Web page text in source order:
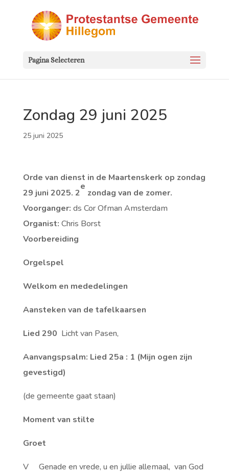
Pagina Selecteren
Zondag 29 juni 2025
25 juni 2025
Orde van dienst in de Maartenskerk op zondag
29 juni 2025. 2
e
zondag van de zomer.
Voorganger: ds Cor Ofman Amsterdam
Organist: Chris Borst
Voorbereiding
Orgelspel
Welkom en mededelingen
Aansteken van de tafelkaarsen
Lied 290 Licht van Pasen,
Aanvangspsalm: Lied 25a : 1 (Mijn ogen zijn
gevestigd)
(de gemeente gaat staan)
Moment van stilte
Groet
V Genade en vrede, u en jullie allemaal, van God